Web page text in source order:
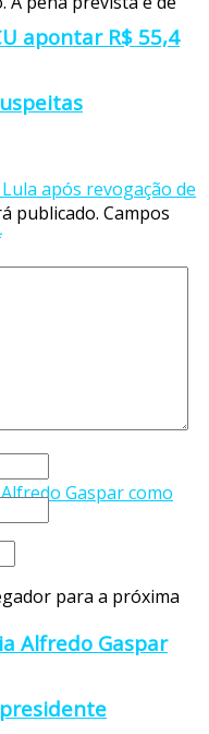
apontar R$ 55,4
Lula após
Alfredo Gaspar
publicado. Campos
para a próxima